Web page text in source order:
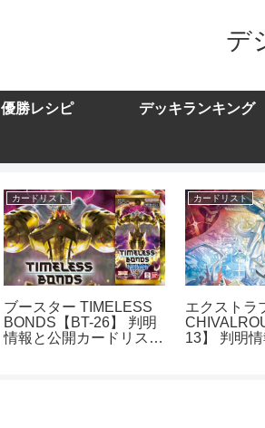
デ
優勝レシピ デッキランキング
カードリスト
ブースター TIMELESS
BONDS【BT-26】 判明
情報と公開カードリスト
カードリスト
エクストラ
13】 判明